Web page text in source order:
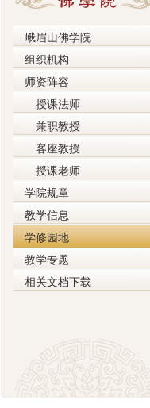
峨眉山佛学院
组织机构
师资阵容
授课法师
兼职教授
客座教授
授课老师
学院规章
教学信息
学修园地
教学专题
相关文档下载